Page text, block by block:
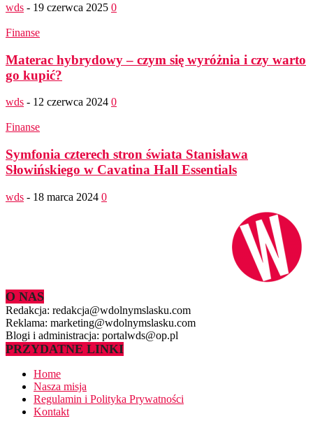
wds - 19 czerwca 2025 0
Finanse
Materac hybrydowy – czym się wyróżnia i czy warto
go kupić?
wds - 12 czerwca 2024 0
Finanse
Symfonia czterech stron świata Stanisława
Słowińskiego w Cavatina Hall Essentials
wds - 18 marca 2024 0
O NAS
Redakcja: redakcja@wdolnymslasku.com
Reklama: marketing@wdolnymslasku.com
Blogi i administracja: portalwds@op.pl
PRZYDATNE LINKI
Home
Nasza misja
Regulamin i Polityka Prywatności
Kontakt